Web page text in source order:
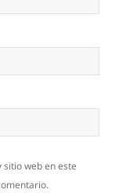
web en este